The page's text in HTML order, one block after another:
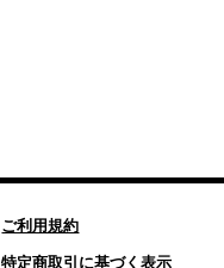
ご利用規約
特定商取引に基づく表示